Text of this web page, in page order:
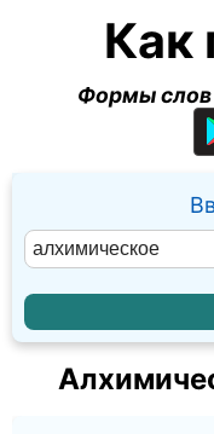
Как
Формы слов